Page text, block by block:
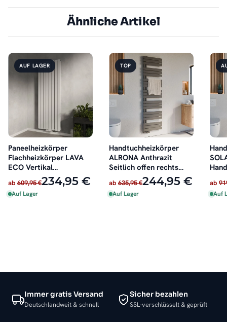
Ähnliche Artikel
AUF LAGER
Paneelheizkörper
Flachheizkörper LAVA
ECO Vertikal
Doppellagig Weiß
ab 609,95 €234,95 €
Auf Lager
TOP
Handtuchheizkörper
ALRONA Anthrazit
Seitlich offen rechts
oder links
ab 635,95 €244,95 €
Auf Lager
ab
Auf
Immer gratis Versand
Deutschlandweit & schnell
Sicher bezahlen
SSL-verschlüsselt & geprüft